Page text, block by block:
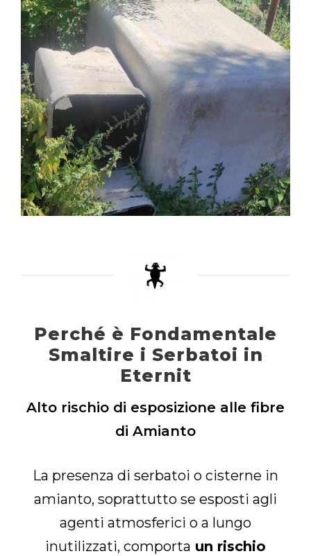
Perché è Fondamentale
Smaltire i Serbatoi in
Eternit
Alto rischio di esposizione alle fibre
di Amianto
La presenza di serbatoi o cisterne in
amianto, soprattutto se esposti agli
agenti atmosferici o a lungo
inutilizzati, comporta un rischio